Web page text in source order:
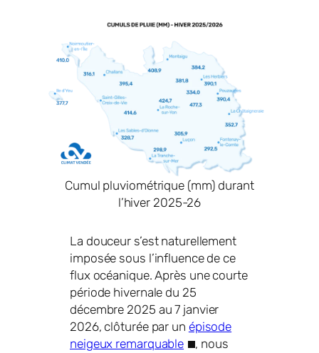
Cumul pluviométrique (mm) durant
l’hiver 2025-26
La douceur s’est naturellement
imposée sous l’influence de ce
flux océanique. Après une courte
période hivernale du 25
décembre 2025 au 7 janvier
2026, clôturée par un épisode
neigeux remarquable
, nous